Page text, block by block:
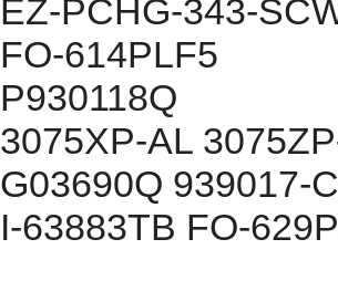
EZ-PCHG-343-
FO-614PLF5
P930118Q
3075XP-AL
G03690Q 939017-
I-63883TB FO-